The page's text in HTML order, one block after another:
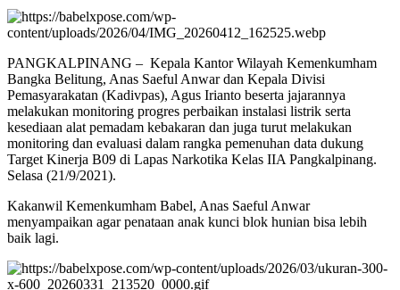
PANGKALPINANG – Kepala Kantor Wilayah Kemenkumham
Bangka Belitung, Anas Saeful Anwar dan Kepala Divisi
Pemasyarakatan (Kadivpas), Agus Irianto beserta jajarannya
melakukan monitoring progres perbaikan instalasi listrik serta
kesediaan alat pemadam kebakaran dan juga turut melakukan
monitoring dan evaluasi dalam rangka pemenuhan data dukung
Target Kinerja B09 di Lapas Narkotika Kelas IIA Pangkalpinang.
Selasa (21/9/2021).
Kakanwil Kemenkumham Babel, Anas Saeful Anwar
menyampaikan agar penataan anak kunci blok hunian bisa lebih
baik lagi.